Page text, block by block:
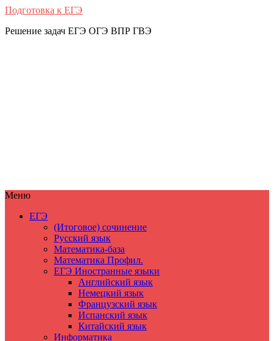
Подготовка к ЕГЭ
Решение задач ЕГЭ ОГЭ ВПР ГВЭ
Меню
ЕГЭ
(Итоговое) сочинение
Русский язык
Математика-база
Математика Профил.
ЕГЭ Иностранные языки
Английский язык
Немецкий язык
Французский язык
Испанский язык
Китайский язык
Информатика